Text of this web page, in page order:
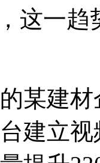
这一
某建
建立